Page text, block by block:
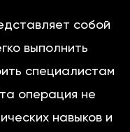
собой
выполнить
специалистам
операция не
навыков и